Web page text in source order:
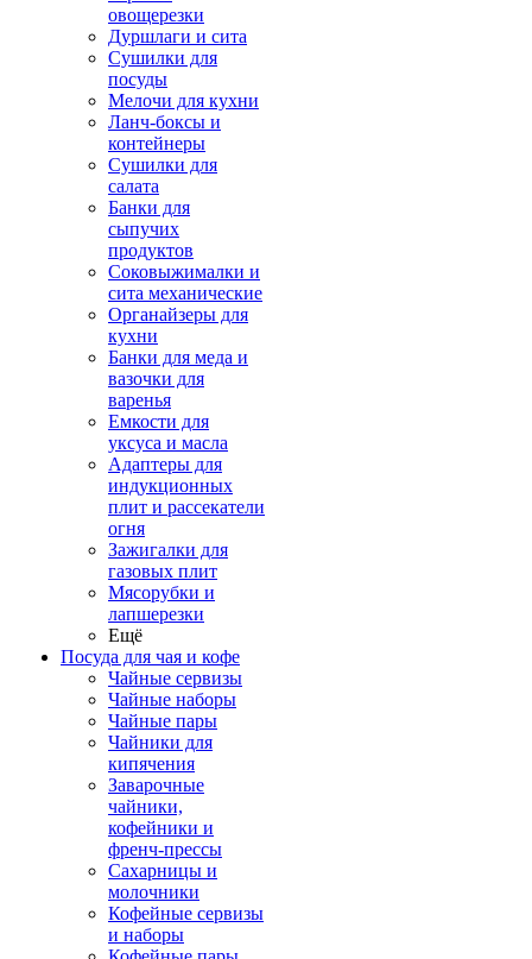
овощерезки
Дуршлаги и сита
Сушилки для
посуды
Мелочи для кухни
Ланч-боксы и
контейнеры
Сушилки для
салата
Банки для
сыпучих
продуктов
Соковыжималки и
сита механические
Органайзеры для
кухни
Банки для меда и
вазочки для
варенья
Емкости для
уксуса и масла
Адаптеры для
индукционных
плит и рассекатели
огня
Зажигалки для
газовых плит
Мясорубки и
лапшерезки
Ещё
Посуда для чая и кофе
Чайные сервизы
Чайные наборы
Чайные пары
Чайники для
кипячения
Заварочные
чайники,
кофейники и
френч-прессы
Сахарницы и
молочники
Кофейные сервизы
и наборы